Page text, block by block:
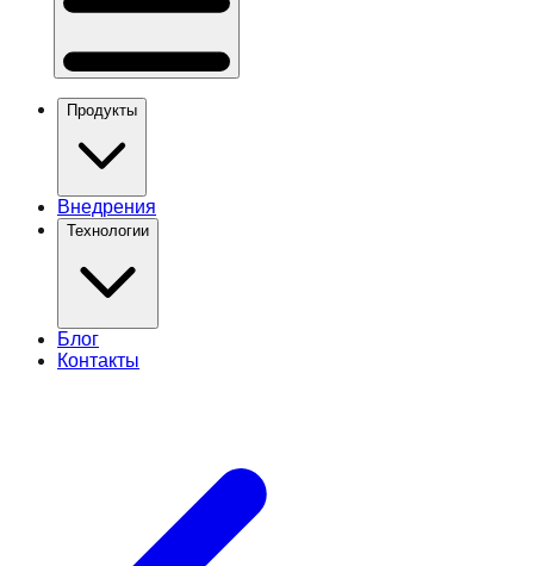
Продукты
Внедрения
Технологии
Блог
Контакты